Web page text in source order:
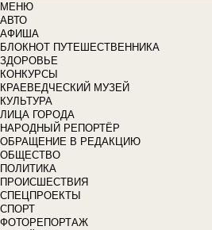
МЕНЮ
АВТО
АФИША
БЛОКНОТ ПУТЕШЕСТВЕННИКА
ЗДОРОВЬЕ
КОНКУРСЫ
КРАЕВЕДЧЕСКИЙ МУЗЕЙ
КУЛЬТУРА
ЛИЦА ГОРОДА
НАРОДНЫЙ РЕПОРТЁР
ОБРАЩЕНИЕ В РЕДАКЦИЮ
ОБЩЕСТВО
ПОЛИТИКА
ПРОИСШЕСТВИЯ
СПЕЦПРОЕКТЫ
СПОРТ
ФОТОРЕПОРТАЖ